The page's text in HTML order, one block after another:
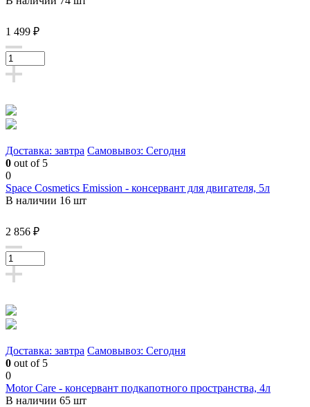
1 499 ₽
Доставка: завтра Самовывоз: Сегодня
0 out of 5
0
Space Cosmetics Emission - консервант для двигателя, 5л
В наличии 16 шт
2 856 ₽
Доставка: завтра Самовывоз: Сегодня
0 out of 5
0
Motor Care - консервант подкапотного пространства, 4л
В наличии 65 шт